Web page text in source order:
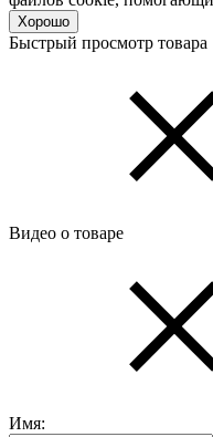
Хорошо
Быстрый просмотр товара
Видео о товаре
Имя: